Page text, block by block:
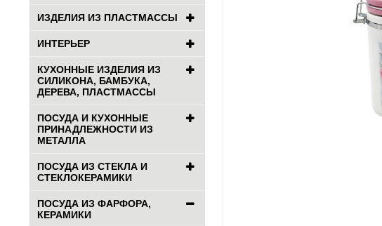
ИЗДЕЛИЯ ИЗ ПЛАСТМАССЫ
ИНТЕРЬЕР
КУХОННЫЕ ИЗДЕЛИЯ ИЗ
СИЛИКОНА, БАМБУКА,
ДЕРЕВА, ПЛАСТМАССЫ
ПОСУДА И КУХОННЫЕ
ПРИНАДЛЕЖНОСТИ ИЗ
МЕТАЛЛА
ПОСУДА ИЗ СТЕКЛА И
СТЕКЛОКЕРАМИКИ
ПОСУДА ИЗ ФАРФОРА,
КЕРАМИКИ